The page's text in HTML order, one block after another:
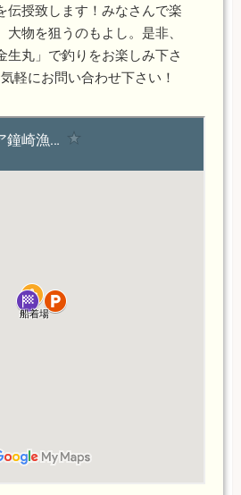
伝授致します！みなさんで楽
大物を狙うのもよし。是非、
生丸」で釣りをお楽しみ下さ
軽にお問い合わせ下さい！